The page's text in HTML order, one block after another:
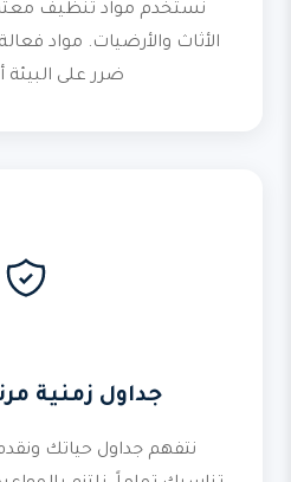
نستخدم مواد تنظيف
الأثاث والأرضيات. مواد
ضرر على البيئة
جداول زمنية
نتفهم جداول حياتك